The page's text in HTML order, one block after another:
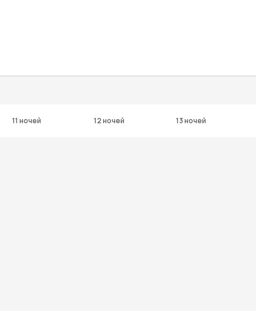
11 ночей 12 ночей 13 ночей